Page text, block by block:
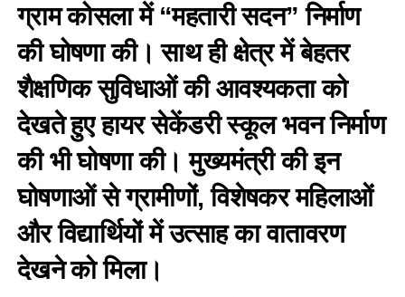
ग्राम कोसला में “महतारी सदन” निर्माण
की घोषणा की। साथ ही क्षेत्र में बेहतर
शैक्षणिक सुविधाओं की आवश्यकता को
देखते हुए हायर सेकेंडरी स्कूल भवन निर्माण
की भी घोषणा की। मुख्यमंत्री की इन
घोषणाओं से ग्रामीणों, विशेषकर महिलाओं
और विद्यार्थियों में उत्साह का वातावरण
देखने को मिला।